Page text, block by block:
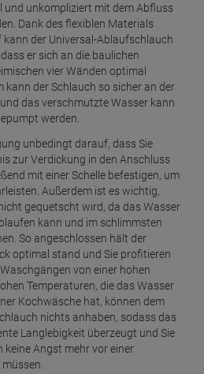
MILCHAUFSCHÄUMER
8,39€
=
Schwingungsdämpfer für Wasch- und
10,09 €
= 10, €
Trocknerball orange - Spart Energie
8,59€
=8,59 €
Wasserfilter für Samsung DA29-
A, B, G, F
51,19 €
= 51, €
Wasserhahnverlängerung KTW-A 1 m
28,39€
=28,39 €
Wasserhahnverlängerung KTW-A 3 m
und unkompliziert mit dem Abfluss
Dank des flexiblen Materials
der Universal-Ablaufschlauch
er sich an die baulichen
vier Wänden optimal
kann der Schlauch so sicher an der
das verschmutzte Wasser kann
werden.
unbedingt darauf, dass Sie
zur Verdickung in den Anschluss
mit einer Schelle befestigen, um
Außerdem ist es wichtig,
gequetscht wird, da das Wasser
kann und im schlimmsten
So angeschlossen hält der
optimal stand und Sie profitieren
von einer hohen
Temperaturen, die das Wasser
Kochwäsche hat, können dem
nichts anhaben, sodass das
Langlebigkeit überzeugt und Sie
keine Angst mehr vor einer